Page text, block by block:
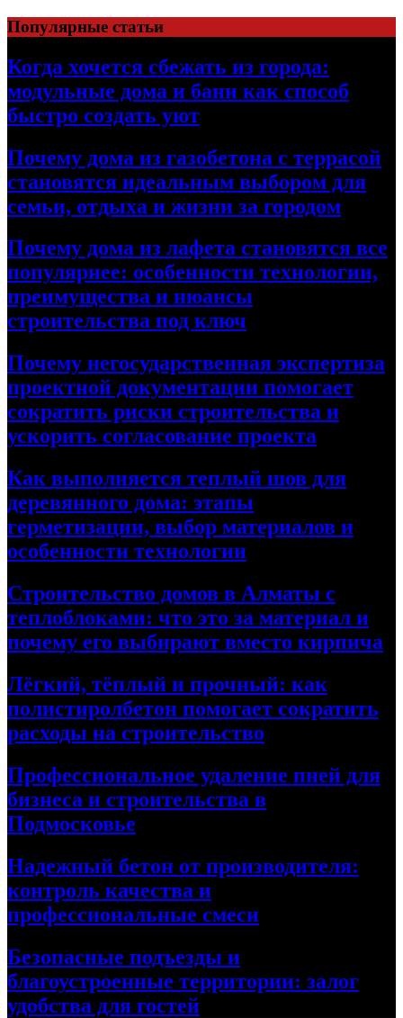
Перейти
к
содержимому
Популярные статьи
Когда хочется сбежать из города:
модульные дома и бани как способ
быстро создать уют
Почему дома из газобетона с террасой
становятся идеальным выбором для
семьи, отдыха и жизни за городом
Почему дома из лафета становятся все
популярнее: особенности технологии,
преимущества и нюансы
строительства под ключ
Почему негосударственная экспертиза
проектной документации помогает
сократить риски строительства и
ускорить согласование проекта
Как выполняется теплый шов для
деревянного дома: этапы
герметизации, выбор материалов и
особенности технологии
Строительство домов в Алматы с
теплоблоками: что это за материал и
почему его выбирают вместо кирпича
Лёгкий, тёплый и прочный: как
полистиролбетон помогает сократить
расходы на строительство
Профессиональное удаление пней для
бизнеса и строительства в
Подмосковье
Надежный бетон от производителя:
контроль качества и
профессиональные смеси
Безопасные подъезды и
благоустроенные территории: залог
удобства для гостей